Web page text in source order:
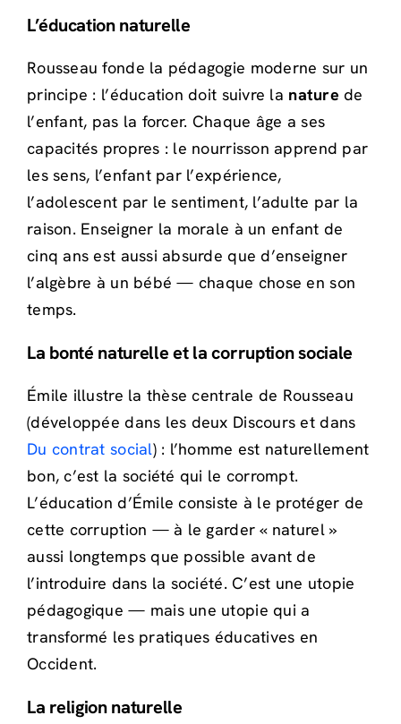
L’éducation naturelle
Rousseau fonde la pédagogie moderne sur un
principe : l’éducation doit suivre la nature de
l’enfant, pas la forcer. Chaque âge a ses
capacités propres : le nourrisson apprend par
les sens, l’enfant par l’expérience,
l’adolescent par le sentiment, l’adulte par la
raison. Enseigner la morale à un enfant de
cinq ans est aussi absurde que d’enseigner
l’algèbre à un bébé — chaque chose en son
temps.
La bonté naturelle et la corruption sociale
Émile illustre la thèse centrale de Rousseau
(développée dans les deux Discours et dans
Du contrat social) : l’homme est naturellement
bon, c’est la société qui le corrompt.
L’éducation d’Émile consiste à le protéger de
cette corruption — à le garder « naturel »
aussi longtemps que possible avant de
l’introduire dans la société. C’est une utopie
pédagogique — mais une utopie qui a
transformé les pratiques éducatives en
Occident.
La religion naturelle